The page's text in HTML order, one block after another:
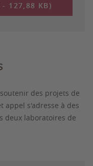
- 127,88 KB)
des projets de
appel s'adresse à des
deux laboratoires de